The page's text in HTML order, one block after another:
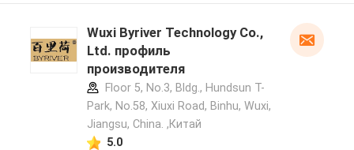
Wuxi Byriver Technology Co.,
Ltd. профиль
производителя
Floor 5, No.3, Bldg., Hundsun T-
Park, No.58, Xiuxi Road, Binhu, Wuxi,
Jiangsu, China. ,Китай
5.0